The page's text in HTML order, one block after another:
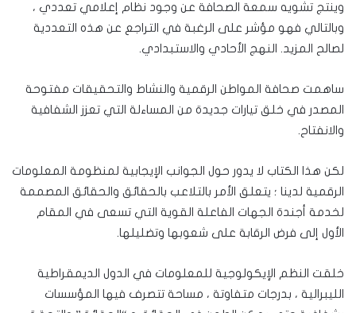
وينتج تشويه سمعة الصحافة عن وجود نظام إعلامي تعددي ،
وبالتالي فهو مؤشر على الرغبة في التراجع عن هذه التعددية
لصالح المزيد. النهج الأحادي والاستبدادي.
ساهمت صحافة المواطن الرقمية والنشاط والتحقيقات مفتوحة
المصدر في خلق تيارات جديدة من المساءلة التي تعزز الشفافية
والانفتاح.
لكن هذا الكتاب لا يدور حول الجوانب الإيجابية لمنظومة المعلومات
الرقمية لدينا ؛ يتعلق الأمر بالتلاعب بالحقائق والحقائق المصممة
لخدمة أجندة الجهات الفاعلة القوية التي تسعى في المقام
الأول إلى فرض الرقابة على شعوبها وتضليلها.
خلقت النظم الإيكولوجية للمعلومات في الدول الديمقراطية
الليبرالية ، بدرجات متفاوتة ، مساحة تتصرف فيها المؤسسات